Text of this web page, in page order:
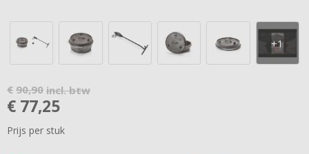
€ 90,90 incl. btw
€ 77,25
Prijs per stuk